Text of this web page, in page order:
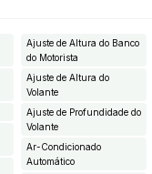
Ajuste de Altura do Banco
do Motorista
Ajuste de Altura do
Volante
Ajuste de Profundidade do
Volante
Ar-Condicionado
Automático